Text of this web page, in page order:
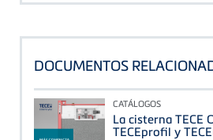
DOCUMENTOS
CATÁLOGOS
La cisterna TECE
TECEprofil y